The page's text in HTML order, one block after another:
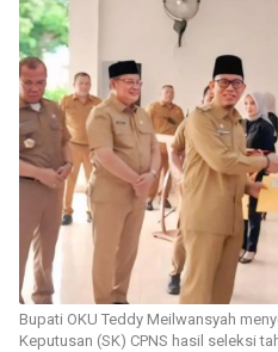
Bupati OKU Teddy Meilwansyah
Keputusan (SK) CPNS hasil seleksi